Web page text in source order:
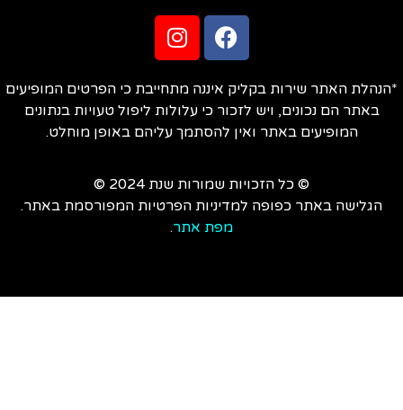
האתר שירות בקליק איננה מתחייבת כי הפרטים המופיעים
באתר הם נכונים, ויש לזכור כי עלולות ליפול טעויות בנתונים
המופיעים באתר ואין להסתמך עליהם באופן מוחלט.
© כל הזכויות שמורות שנת 2024 ©
הגלישה באתר כפופה למדיניות הפרטיות המפורסמת באתר.
מפת אתר.